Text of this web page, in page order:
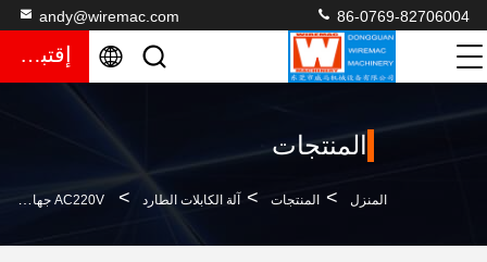
andy@wiremac.com 86-0769-82706004
إقتباس
المنتجات
المنزل > المنتجات > آلة الكابلات الطارد > AC220V جهاز اختبار شرارة عالي التردد لملحقات خط بثق الكابلات 15KV